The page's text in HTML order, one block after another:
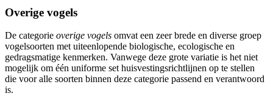
Overige vogels
De categorie overige vogels omvat een zeer brede en diverse groep
vogelsoorten met uiteenlopende biologische, ecologische en
gedragsmatige kenmerken. Vanwege deze grote variatie is het niet
mogelijk om één uniforme set huisvestingsrichtlijnen op te stellen
die voor alle soorten binnen deze categorie passend en verantwoord
is.